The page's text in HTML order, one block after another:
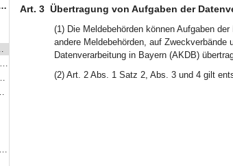
Art. 3 Übertragung von Aufgaben der
(1) Die Meldebehörden können Aufgaben
andere Meldebehörden, auf
Datenverarbeitung in Bayern (AKDB)
(2) Art. 2 Abs. 1 Satz 2, Abs. 3 und 4 gilt